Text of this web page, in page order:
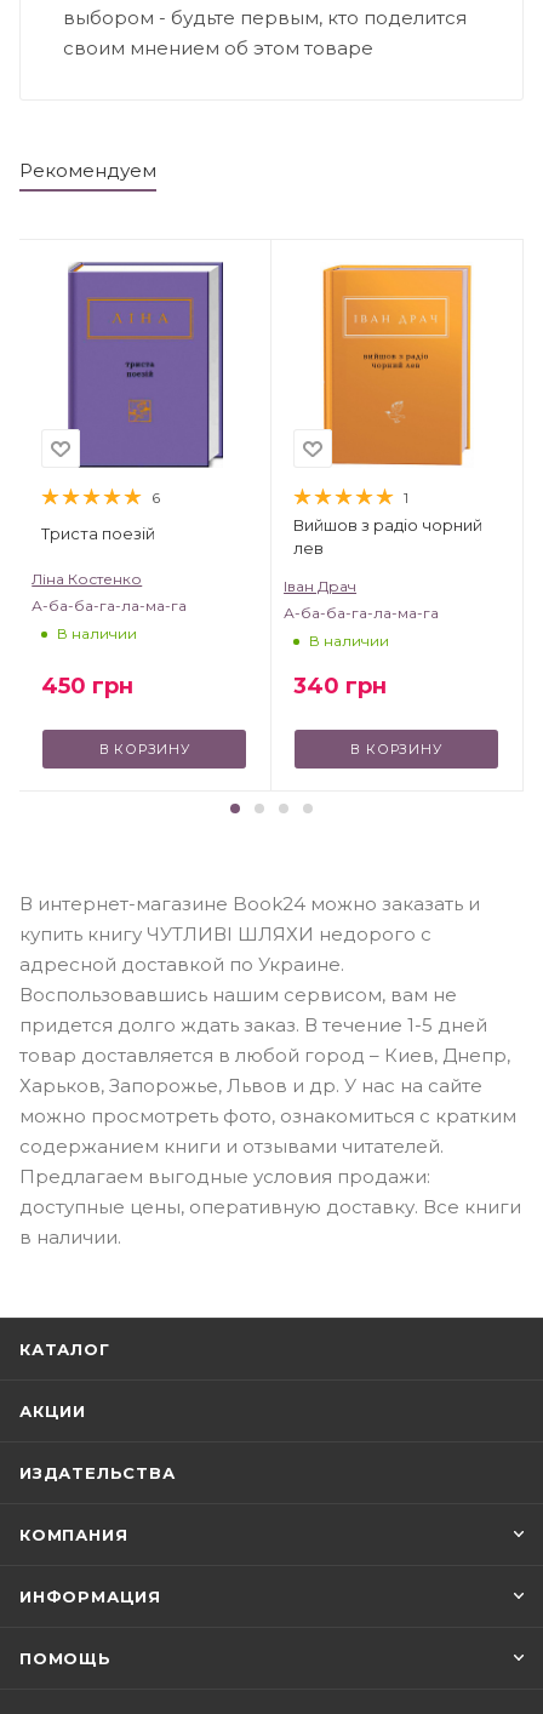
выбором - будьте первым, кто поделится
своим мнением об этом товаре
Рекомендуем
6
Триста поезій
Ліна Костенко
А-ба-ба-га-ла-ма-га
В наличии
450 грн
В КОРЗИНУ
1
Вийшов з радіо чорний
лев
Іван Драч
А-ба-ба-га-ла-ма-га
В наличии
340 грн
В КОРЗИНУ
В интернет-магазине Book24 можно заказать и
купить книгу ЧУТЛИВІ ШЛЯХИ недорого с
адресной доставкой по Украине.
Воспользовавшись нашим сервисом, вам не
придется долго ждать заказ. В течение 1-5 дней
товар доставляется в любой город – Киев, Днепр,
Харьков, Запорожье, Львов и др. У нас на сайте
можно просмотреть фото, ознакомиться с кратким
содержанием книги и отзывами читателей.
Предлагаем выгодные условия продажи:
доступные цены, оперативную доставку. Все книги
в наличии.
КАТАЛОГ
АКЦИИ
ИЗДАТЕЛЬСТВА
КОМПАНИЯ
ИНФОРМАЦИЯ
ПОМОЩЬ